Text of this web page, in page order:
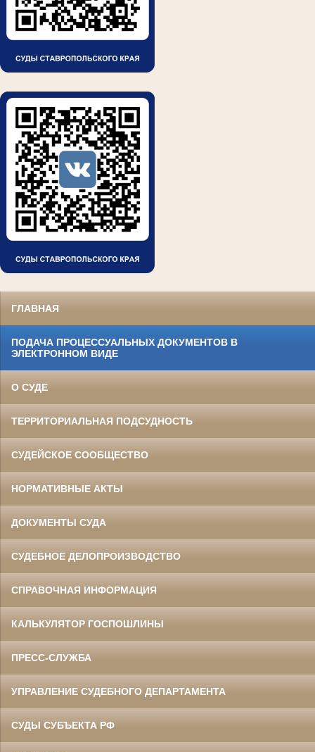
ГЛАВНАЯ
ПОДАЧА ПРОЦЕССУАЛЬНЫХ ДОКУМЕНТОВ В
ЭЛЕКТРОННОМ ВИДЕ
О СУДЕ
ТЕРРИТОРИАЛЬНАЯ ПОДСУДНОСТЬ
СУДЕЙСКОЕ СООБЩЕСТВО
НОРМАТИВНЫЕ АКТЫ
ДОКУМЕНТЫ СУДА
СУДЕБНОЕ ДЕЛОПРОИЗВОДСТВО
СПРАВОЧНАЯ ИНФОРМАЦИЯ
КАЛЬКУЛЯТОР ГОСПОШЛИНЫ
ПРЕСС-СЛУЖБА
УПРАВЛЕНИЕ СУДЕБНОГО ДЕПАРТАМЕНТА
СУДЫ СУБЪЕКТА РФ